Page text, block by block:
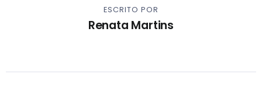
ESCRITO POR
Renata Martins